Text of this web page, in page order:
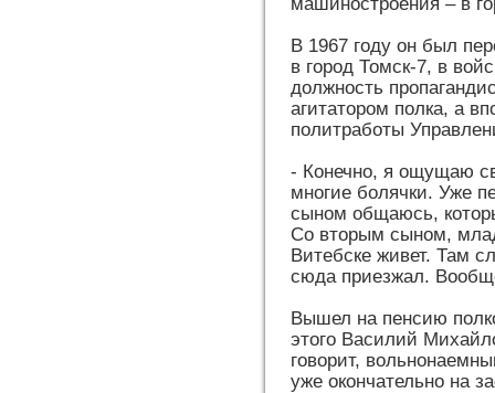
В 1967 году он был
в город Томск-7, в
должность
агитатором полка, а
политработы
- Конечно, я ощущаю
многие болячки. Уже
сыном общаюсь,
Со вторым сыном,
Витебске живет. Там
сюда приезжал.
Вышел на пенсию
этого Василий
говорит,
уже окончательно на